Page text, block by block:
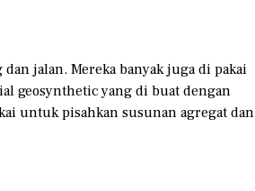
jalan. Mereka banyak juga di pakai
geosynthetic yang di buat dengan
untuk pisahkan susunan agregat dan